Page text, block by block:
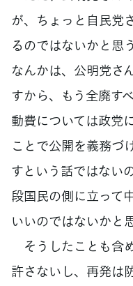
が、ちょっと自民党
るのではないかと思
なんかは、公明党さ
すから、もう全廃す
動費については政党
ことで公開を義務づ
すという話ではない
段国民の側に立って
いいのではないかと
そうしたことも含
許さないし、再発は